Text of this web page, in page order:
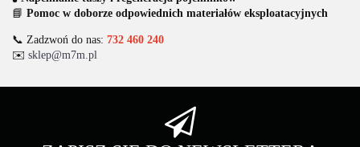
📘 Pomoc w doborze odpowiednich materiałów eksploatacyjnych
📞 Zadzwoń do nas: 732 460 240
✉️ sklep@m7m.pl